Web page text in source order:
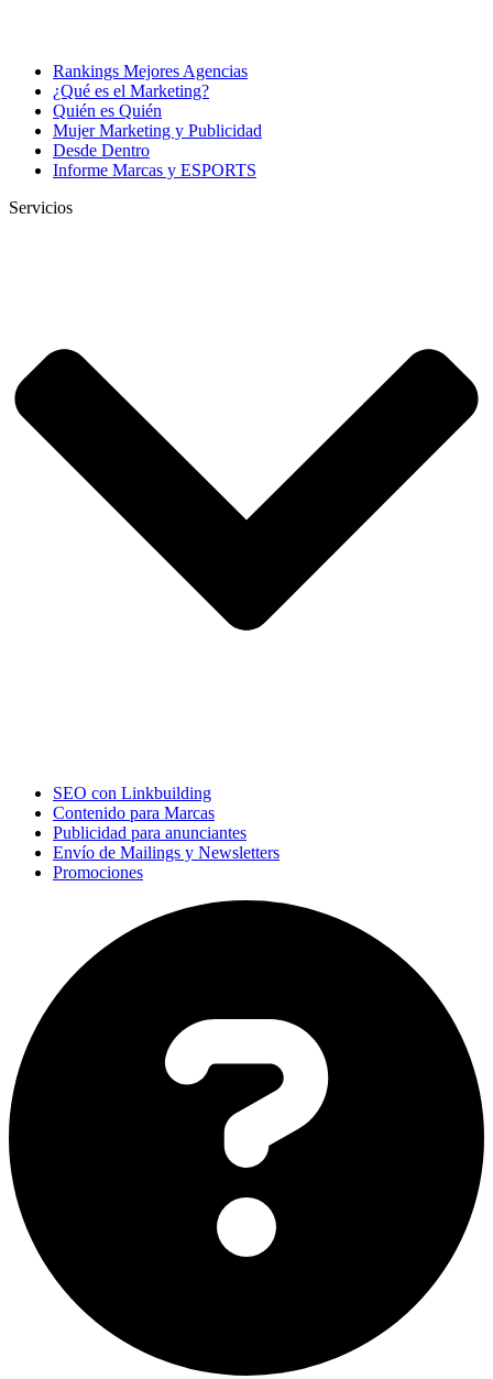
Rankings Mejores Agencias
¿Qué es el Marketing?
Quién es Quién
Mujer Marketing y Publicidad
Desde Dentro
Informe Marcas y ESPORTS
Servicios
SEO con Linkbuilding
Contenido para Marcas
Publicidad para anunciantes
Envío de Mailings y Newsletters
Promociones